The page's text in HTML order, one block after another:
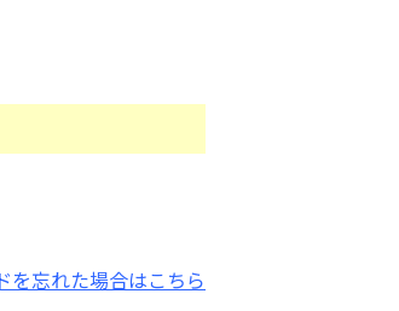
を忘れた場合はこちら